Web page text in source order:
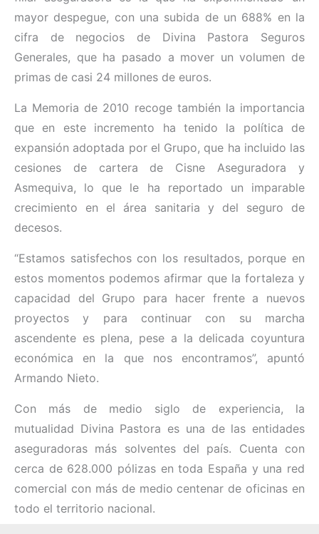
mayor despegue, con una subida de un 688% en la
cifra de negocios de Divina Pastora Seguros
Generales, que ha pasado a mover un volumen de
primas de casi 24 millones de euros.
La Memoria de 2010 recoge también la importancia
que en este incremento ha tenido la política de
expansión adoptada por el Grupo, que ha incluido las
cesiones de cartera de Cisne Aseguradora y
Asmequiva, lo que le ha reportado un imparable
crecimiento en el área sanitaria y del seguro de
decesos.
“Estamos satisfechos con los resultados, porque en
estos momentos podemos afirmar que la fortaleza y
capacidad del Grupo para hacer frente a nuevos
proyectos y para continuar con su marcha
ascendente es plena, pese a la delicada coyuntura
económica en la que nos encontramos”, apuntó
Armando Nieto.
Con más de medio siglo de experiencia, la
mutualidad Divina Pastora es una de las entidades
aseguradoras más solventes del país. Cuenta con
cerca de 628.000 pólizas en toda España y una red
comercial con más de medio centenar de oficinas en
todo el territorio nacional.